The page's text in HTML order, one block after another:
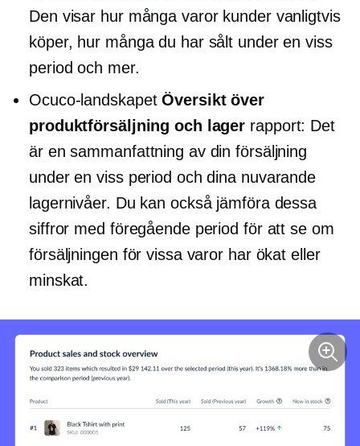
Den visar hur många varor kunder vanligtvis
köper, hur många du har sålt under en viss
period och mer.
Ocuco-landskapetÖversikt över
produktförsäljning och lager rapport: Det
är en sammanfattning av din försäljning
under en viss period och dina nuvarande
lagernivåer. Du kan också jämföra dessa
siffror med föregående period för att se om
försäljningen för vissa varor har ökat eller
minskat.